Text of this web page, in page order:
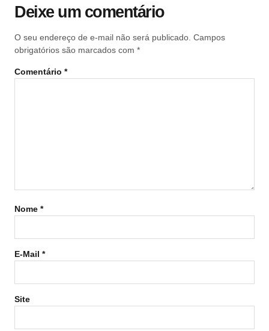
Deixe um comentário
O seu endereço de e-mail não será publicado. Campos
obrigatórios são marcados com *
Comentário *
Nome *
E-Mail *
Site